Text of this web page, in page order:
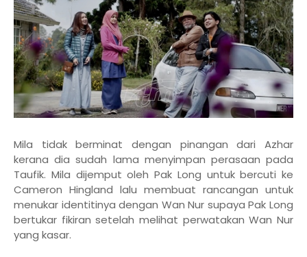
Mila tidak berminat dengan pinangan dari Azhar
kerana dia sudah lama menyimpan perasaan pada
Taufik. Mila dijemput oleh Pak Long untuk bercuti ke
Cameron Hingland lalu membuat rancangan untuk
menukar identitinya dengan Wan Nur supaya Pak Long
bertukar fikiran setelah melihat perwatakan Wan Nur
yang kasar.